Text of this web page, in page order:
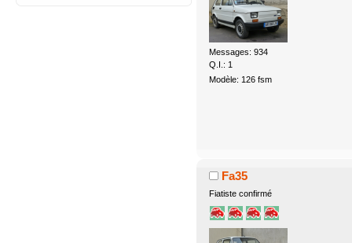
Messages: 934
Q.I.: 1
Modèle: 126 fsm
Fa35
Fiatiste confirmé